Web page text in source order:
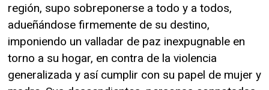
región, supo sobreponerse a todo y a todos,
adueñándose firmemente de su destino,
imponiendo un valladar de paz inexpugnable en
torno a su hogar, en contra de la violencia
generalizada y así cumplir con su papel de mujer y